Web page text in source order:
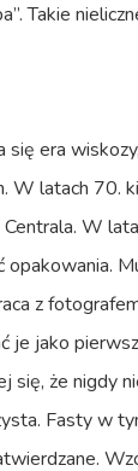
Takie
era
W latach 70.
W
z
je jako
że nigdy
Fasty w